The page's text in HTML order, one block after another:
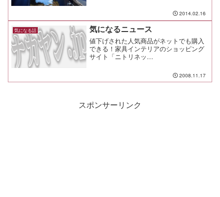
生活がかかってるからね。 大変だ。
ましてや、車の中で3泊目とは。そんな東
名の町田インターチ...
2014.02.16
気になる話 気になるニュース
値下げされた人気商品がネットでも購入
できる！家具インテリアのショッピング
サイト「ニトリネッ
arutoku/2008/11/14/21531.html＃近くに
あるんだ...
2008.11.17
スポンサーリンク